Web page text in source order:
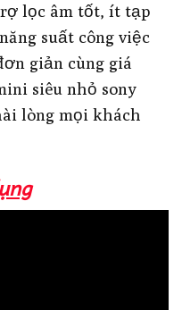
lọc âm tốt, ít tạp
suất công việc
giản cùng giá
siêu nhỏ sony
lòng mọi khách